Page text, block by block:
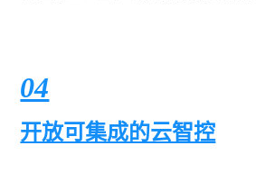
04
开放可集成的云智控